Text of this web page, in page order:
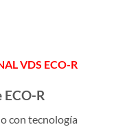
VDS ECO-R
ECO-R
con tecnología